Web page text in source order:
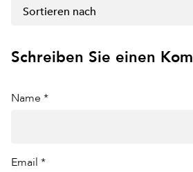
Sortieren nach
Schreiben Sie einen
Name *
Email *